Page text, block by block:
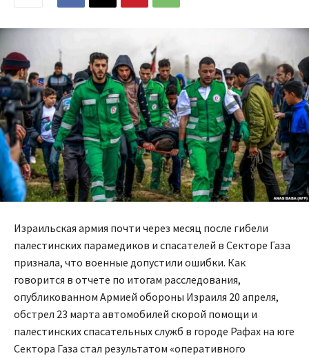
Израильская армия почти через месяц после гибели
палестинских парамедиков и спасателей в Секторе Газа
признала, что военные допустили ошибки. Как
говорится в отчете по итогам расследования,
опубликованном Армией обороны Израиля 20 апреля,
обстрел 23 марта автомобилей скорой помощи и
палестинских спасательных служб в городе Рафах на юге
Сектора Газа стал результатом «оперативного